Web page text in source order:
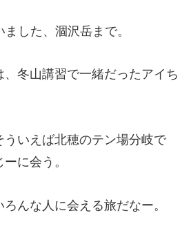
した、涸沢岳まで。
冬山講習で一緒だったアイち
ういえば北穂のテン場分岐で
に会う。
んな人に会える旅だなー。